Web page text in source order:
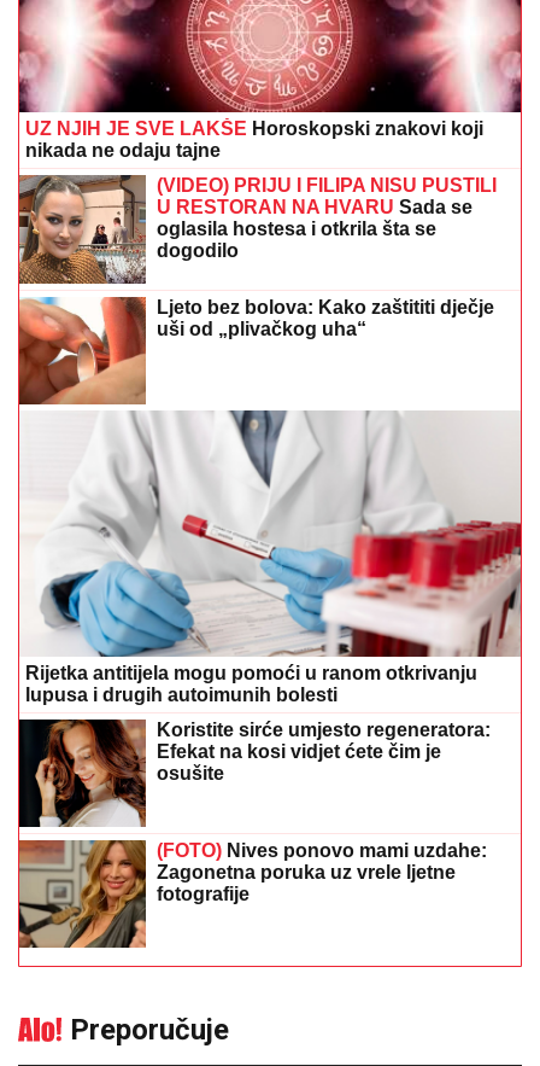
UZ NJIH JE SVE LAKŠE Horoskopski znakovi koji
nikada ne odaju tajne
(VIDEO) PRIJU I FILIPA NISU PUSTILI
U RESTORAN NA HVARU Sada se
oglasila hostesa i otkrila šta se
dogodilo
Ljeto bez bolova: Kako zaštititi dječje
uši od „plivačkog uha“
Rijetka antitijela mogu pomoći u ranom otkrivanju
lupusa i drugih autoimunih bolesti
Koristite sirće umjesto regeneratora:
Efekat na kosi vidjet ćete čim je
osušite
(FOTO) Nives ponovo mami uzdahe:
Zagonetna poruka uz vrele ljetne
fotografije
Preporučuje